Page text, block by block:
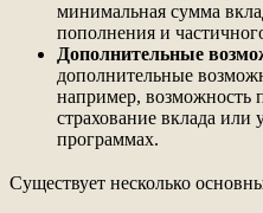
минимальная сумма
пополнения и
Дополнительные
дополнительные
например, возможность
страхование вклада или
программах.
Существует несколько